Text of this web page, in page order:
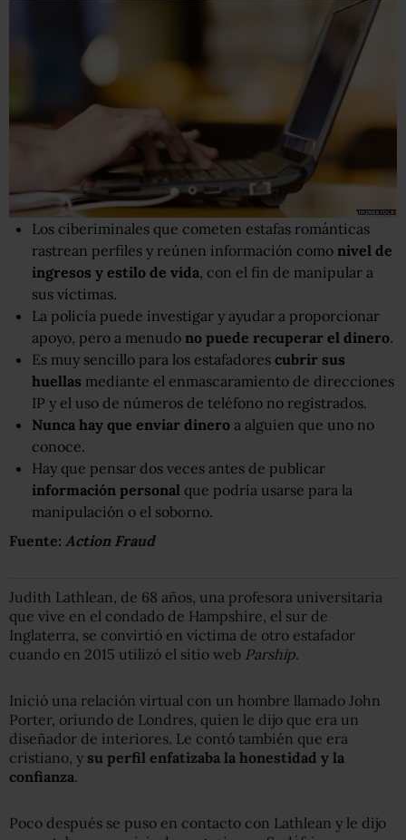
Los ciberiminales que cometen estafas románticas
rastrean perfiles y reúnen información como nivel de
ingresos y estilo de vida , con el fin de manipular a
sus víctimas.
La policía puede investigar y ayudar a proporcionar
apoyo, pero a menudo no puede recuperar el dinero.
Es muy sencillo para los estafadores cubrir sus
huellas mediante el enmascaramiento de direcciones
IP y el uso de números de teléfono no registrados.
Nunca hay que enviar dinero a alguien que uno no
conoce.
Hay que pensar dos veces antes de publicar
información personal que podría usarse para la
manipulación o el soborno.
Fuente: Action Fraud
Judith Lathlean, de 68 años, una profesora universitaria
que vive en el condado de Hampshire, el sur de
Inglaterra, se convirtió en víctima de otro estafador
cuando en 2015 utilizó el sitio web Parship.
Inició una relación virtual con un hombre llamado John
Porter, oriundo de Londres, quien le dijo que era un
diseñador de interiores. Le contó también que era
cristiano, y su perfil enfatizaba la honestidad y la
confianza.
Poco después se puso en contacto con Lathlean y le dijo